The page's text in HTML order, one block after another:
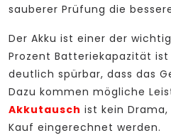
sauberer Prüfung die
Der Akku ist einer der
Prozent Batteriekapazität
deutlich spürbar, dass das
Dazu kommen mögliche
Akkutausch ist kein
Kauf eingerechnet werden.